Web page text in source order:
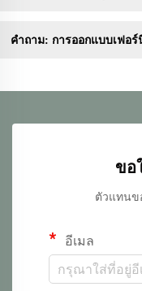
คำถาม: การออกแบบเฟอ
ขอ
ตัวแทนข
อีเมล